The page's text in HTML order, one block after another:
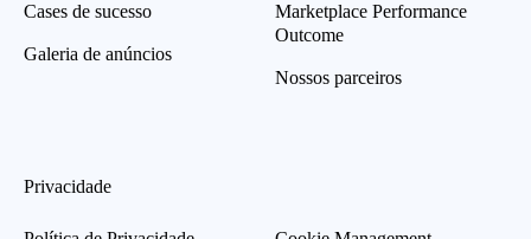
Cases de sucesso
Galeria de anúncios
Marketplace Performance
Outcome
Nossos parceiros
Privacidade